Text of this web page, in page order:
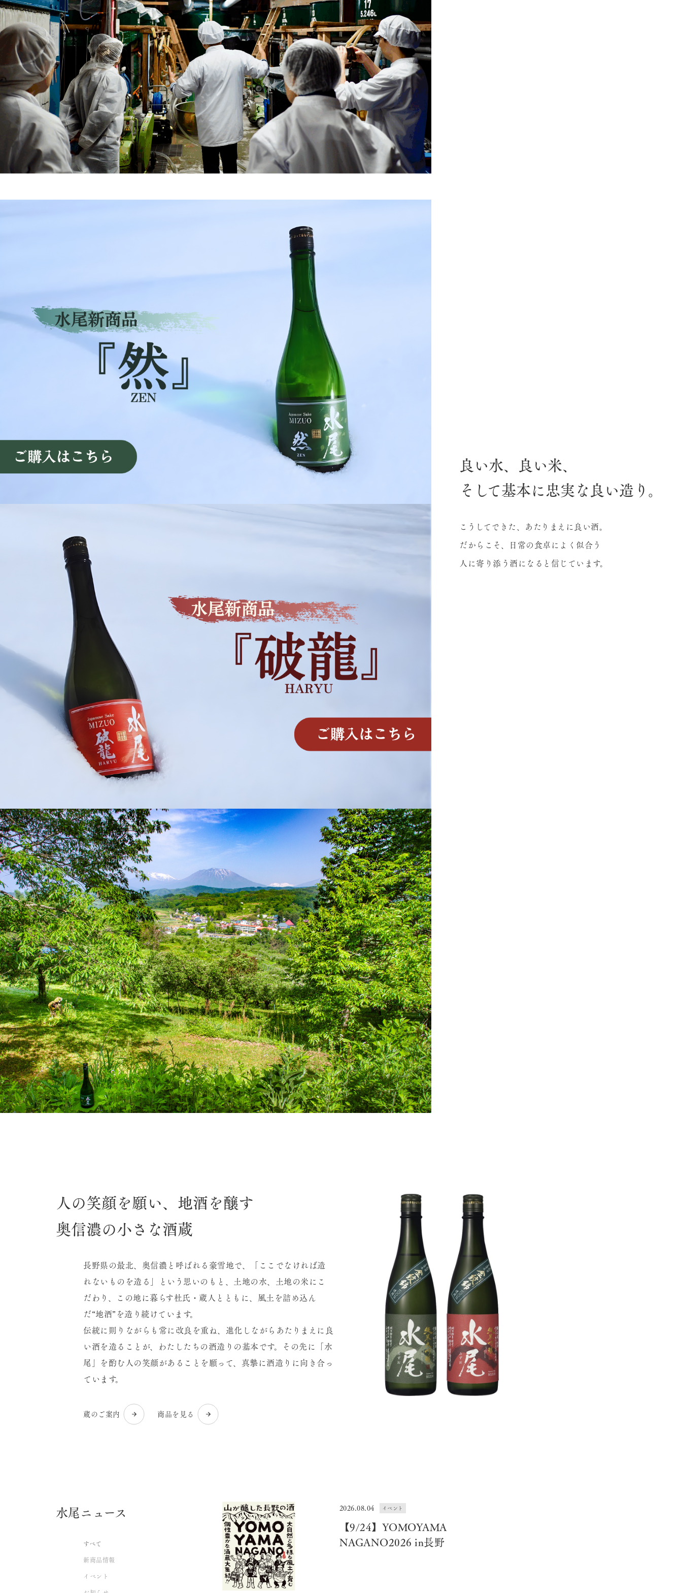
良い水、良い米、
そして基本に忠実な良い造り。
こうしてできた、あたりまえに良い酒。
だからこそ、日常の食卓によく似合う
人に寄り添う酒になると信じています。
人の笑顔を願い、地酒を醸す
奥信濃の小さな酒蔵
長野県の最北、奥信濃と呼ばれる豪雪地で、「ここでなければ造
れないものを造る」という思いのもと、土地の水、土地の米にこ
だわり、この地に暮らす杜氏・蔵人とともに、風土を詰め込ん
だ“地酒”を造り続けています。
伝統に則りながらも常に改良を重ね、進化しながらあたりまえに良
い酒を造ることが、わたしたちの酒造りの基本です。その先に「水
尾」を酌む人の笑顔があることを願って、真摯に酒造りに向き合っ
ています。
蔵のご案内 商品を見る
水尾ニュース
すべて
新商品情報
イベント
2026.08.04 イベント
【9/24】YOMOYAMA
NAGANO2026 in長野